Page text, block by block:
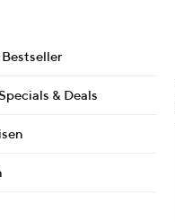
& Deals